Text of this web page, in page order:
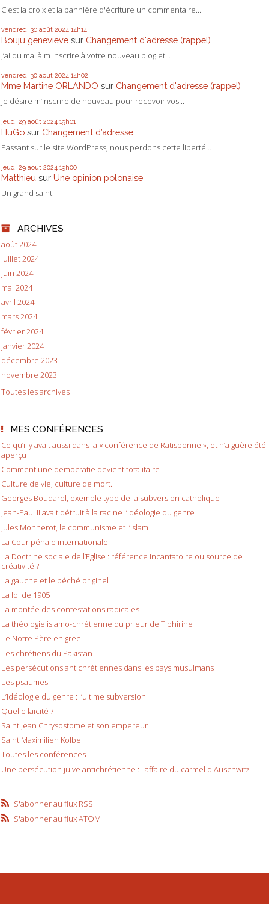
C'est la croix et la bannière d'écriture un commentaire...
vendredi 30 août 2024 14h14
Bouju genevieve sur Changement d'adresse (rappel)
J’ai du mal à m inscrire à votre nouveau blog et...
vendredi 30 août 2024 14h02
Mme Martine ORLANDO sur Changement d'adresse (rappel)
Je désire m’inscrire de nouveau pour recevoir vos...
jeudi 29 août 2024 19h01
HuGo sur Changement d’adresse
Passant sur le site WordPress, nous perdons cette liberté...
jeudi 29 août 2024 19h00
Matthieu sur Une opinion polonaise
Un grand saint
ARCHIVES
août 2024
juillet 2024
juin 2024
mai 2024
avril 2024
mars 2024
février 2024
janvier 2024
décembre 2023
novembre 2023
Toutes les archives
MES CONFÉRENCES
Ce qu’il y avait aussi dans la « conférence de Ratisbonne », et n’a guère été
aperçu
Comment une democratie devient totalitaire
Culture de vie, culture de mort.
Georges Boudarel, exemple type de la subversion catholique
Jean-Paul II avait détruit à la racine l’idéologie du genre
Jules Monnerot, le communisme et l’islam
La Cour pénale internationale
La Doctrine sociale de l’Eglise : référence incantatoire ou source de
créativité ?
La gauche et le péché originel
La loi de 1905
La montée des contestations radicales
La théologie islamo-chrétienne du prieur de Tibhirine
Le Notre Père en grec
Les chrétiens du Pakistan
Les persécutions antichrétiennes dans les pays musulmans
Les psaumes
L’idéologie du genre : l’ultime subversion
Quelle laïcité ?
Saint Jean Chrysostome et son empereur
Saint Maximilien Kolbe
Toutes les conférences
Une persécution juive antichrétienne : l'affaire du carmel d'Auschwitz
S'abonner au flux RSS
S'abonner au flux ATOM